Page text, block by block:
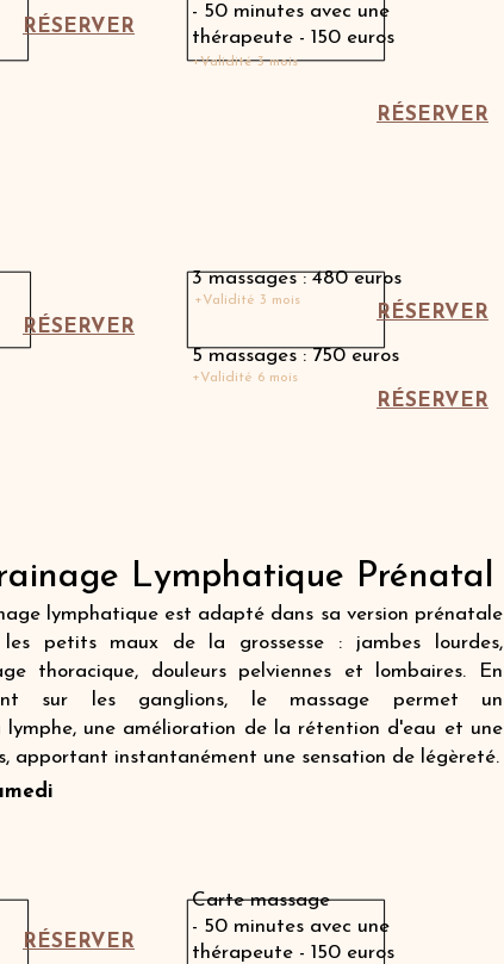
RÉSERVER
- 50 minutes avec une
thérapeute - 150 euros
+Validité 3 mois
RÉSERVER
RÉSERVER
3 massages : 480 euros
+Validité 3 mois
5 massages : 750 euros
+Validité 6 mois
RÉSERVER
RÉSERVER
Lymphatique Prénatal
lymphatique est adapté dans sa version prénatale
petits maux de la grossesse : jambes lourdes,
thoracique, douleurs pelviennes et lombaires. En
sur les ganglions, le massage permet un
lymphe, une amélioration de la rétention d'eau et une
apportant instantanément une sensation de légèreté.
RÉSERVER
Carte massage
- 50 minutes avec une
thérapeute - 150 euros